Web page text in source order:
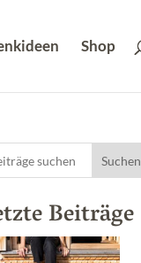
Shop
Suchen
Beiträge